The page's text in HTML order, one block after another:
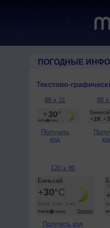
ПОГОДНЫЕ
Текстово-
88 x 31
Получить
код
88
120 x 80
Получить код